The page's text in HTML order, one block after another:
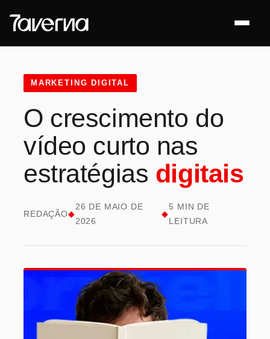
MARKETING DIGITAL
O crescimento do
vídeo curto nas
estratégias digitais
REDAÇÃO◆
26 DE MAIO DE
2026
◆
5 MIN DE
LEITURA